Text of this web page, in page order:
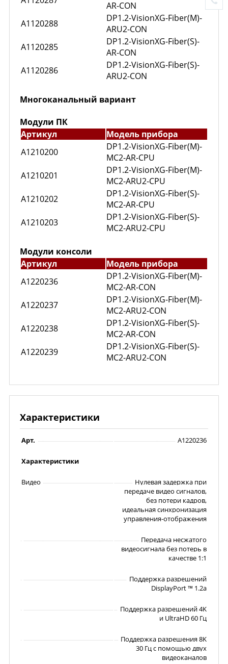
AR-CON
A1120288
DP1.2-VisionXG-Fiber(M)-
ARU2-CON
A1120285
DP1.2-VisionXG-Fiber(S)-
AR-CON
A1120286
DP1.2-VisionXG-Fiber(S)-
ARU2-CON
Многоканальный вариант
Модули ПК
Артикул
Модель прибора
A1210200
DP1.2-VisionXG-Fiber(M)-
MC2-AR-CPU
A1210201
DP1.2-VisionXG-Fiber(M)-
MC2-ARU2-CPU
A1210202
DP1.2-VisionXG-Fiber(S)-
MC2-AR-CPU
A1210203
DP1.2-VisionXG-Fiber(S)-
MC2-ARU2-CPU
Модули консоли
Артикул
Модель прибора
A1220236
DP1.2-VisionXG-Fiber(M)-
MC2-AR-CON
A1220237
DP1.2-VisionXG-Fiber(M)-
MC2-ARU2-CON
A1220238
DP1.2-VisionXG-Fiber(S)-
MC2-AR-CON
A1220239
DP1.2-VisionXG-Fiber(S)-
MC2-ARU2-CON
Характеристики
Арт. A1220236
Характеристики
Видео
Нулевая задержка при
передаче видео сигналов,
без потери кадров,
идеальная синхронизация
управления-отображения
Передача несжатого
видеосигнала без потерь в
качестве 1:1
Поддержка разрешений
DisplayPort ™ 1.2a
Поддержка разрешений 4K
и UltraHD 60 Гц
Поддержка разрешения 8K
30 Гц с помощью двух
видеоканалов